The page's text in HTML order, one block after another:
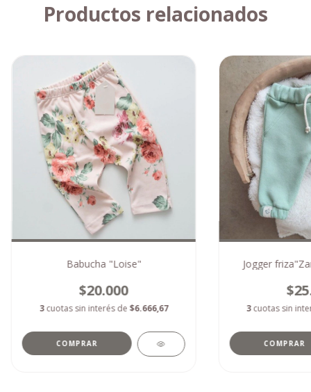
Productos relacionados
Babucha "Loise"
$20.000
3 cuotas sin interés de $6.666,67
COMPRAR
Jogger
3cuotas sin
COMPRAR